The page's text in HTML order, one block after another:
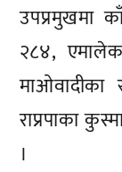
उपप्रमुखमा
२८४,
राप्रपाका
।